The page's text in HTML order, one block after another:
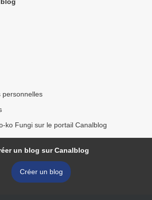
personnelles
ko Fungi sur le portail Canalblog
un blog sur Canalblog
Créer un blog